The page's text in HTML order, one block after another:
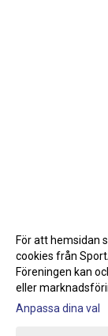
För att hemsidan
cookies från
Föreningen kan
eller
Anpassa dina val